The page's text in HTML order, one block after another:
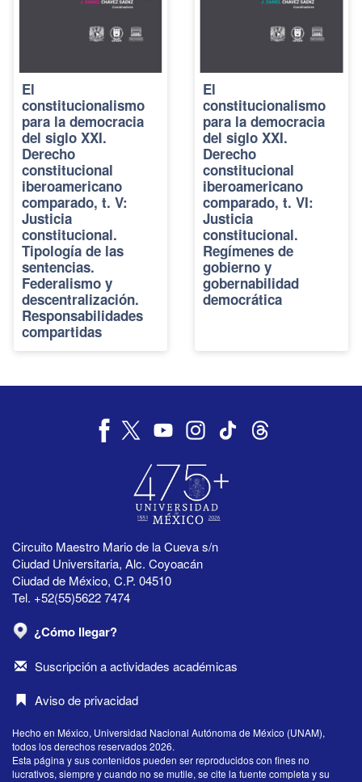
El
constitucionalismo
para la democracia
del siglo XXI.
Derecho
constitucional
iberoamericano
comparado, t. V:
Justicia
constitucional.
Tipología de las
sentencias.
Federalismo y
descentralización.
Responsabilidades
compartidas
El
constitucionalismo
para la democracia
del siglo XXI.
Derecho
constitucional
iberoamericano
comparado, t. VI:
Justicia
constitucional.
Regímenes de
gobierno y
gobernabilidad
democrática
Circuito Maestro Mario de la Cueva s/n
Ciudad Universitaria, Alc. Coyoacán
Ciudad de México, C.P. 04510
Tel. +52(55)5622 7474
¿Cómo llegar?
Suscripción a actividades académicas
Aviso de privacidad
Hecho en México, Universidad Nacional Autónoma de México (UNAM),
todos los derechos reservados 2026.
Esta página y sus contenidos pueden ser reproducidos con fines no
lucrativos, siempre y cuando no se mutile, se cite la fuente completa y su